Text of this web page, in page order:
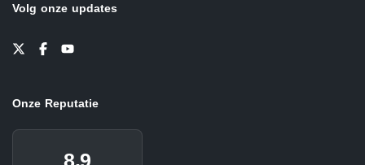
Volg onze updates
Onze Reputatie
8.9